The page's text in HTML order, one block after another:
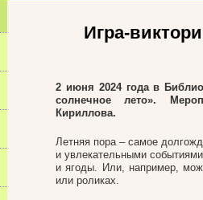
Игра-
2 июня 2024 года в
солнечное лето».
Кириллова.
Летняя пора – самое
и увлекательными
и ягоды. Или, например,
или роликах.